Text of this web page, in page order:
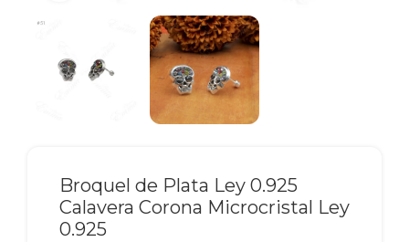
Broquel de Plata Ley 0.925
Calavera Corona Microcristal Ley
0.925